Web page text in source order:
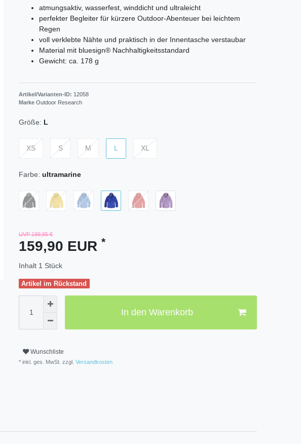
atmungsaktiv, wasserfest, winddicht und ultraleicht
perfekter Begleiter für kürzere Outdoor-Abenteuer bei leichtem
Regen
voll verklebte Nähte und praktisch in der Innentasche verstaubar
Material mit bluesign® Nachhaltigkeitsstandard
Gewicht: ca. 178 g
Artikel/Varianten-ID: 12058
Marke Outdoor Research
Größe: L
XS S M L XL
Farbe: ultramarine
UVP 199,95 €
159,90 EUR *
Inhalt 1 Stück
Artikel im Rückstand
In den Warenkorb
Wunschliste
* inkl. ges. MwSt. zzgl. Versandkosten